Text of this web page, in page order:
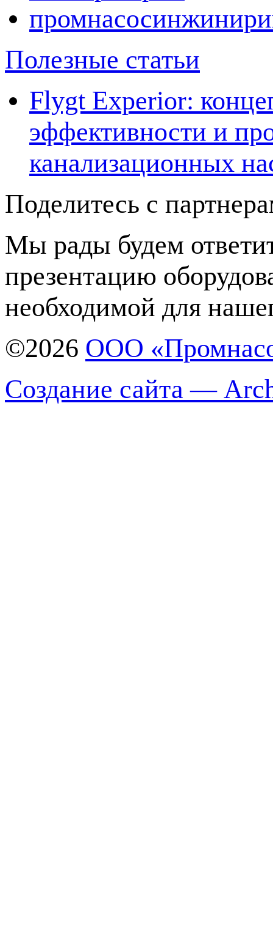
Полезные статьи
Flygt Experior:
эффективности и
канализационных
Поделитесь с
Мы рады будем
презентацию
необходимой для
©2026 ООО
Создание сайта —